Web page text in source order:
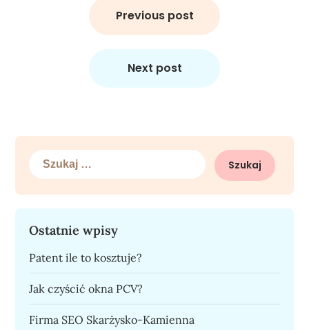
Previous post
Next post
Szukaj:
Ostatnie wpisy
Patent ile to kosztuje?
Jak czyścić okna PCV?
Firma SEO Skarżysko-Kamienna